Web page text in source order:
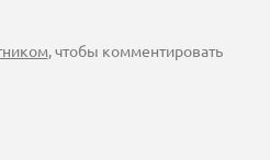
, чтобы комментировать